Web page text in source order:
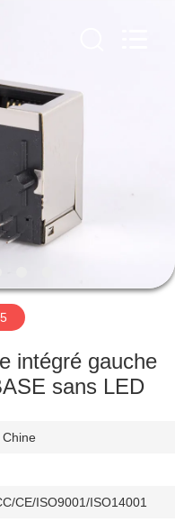
intégré gauche
sans LED
CE/ISO9001/ISO14001